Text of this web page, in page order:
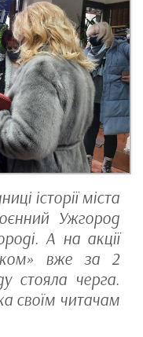
історії міста
Ужгород
А на акції
вже за 2
стояла черга.
своїм читачам